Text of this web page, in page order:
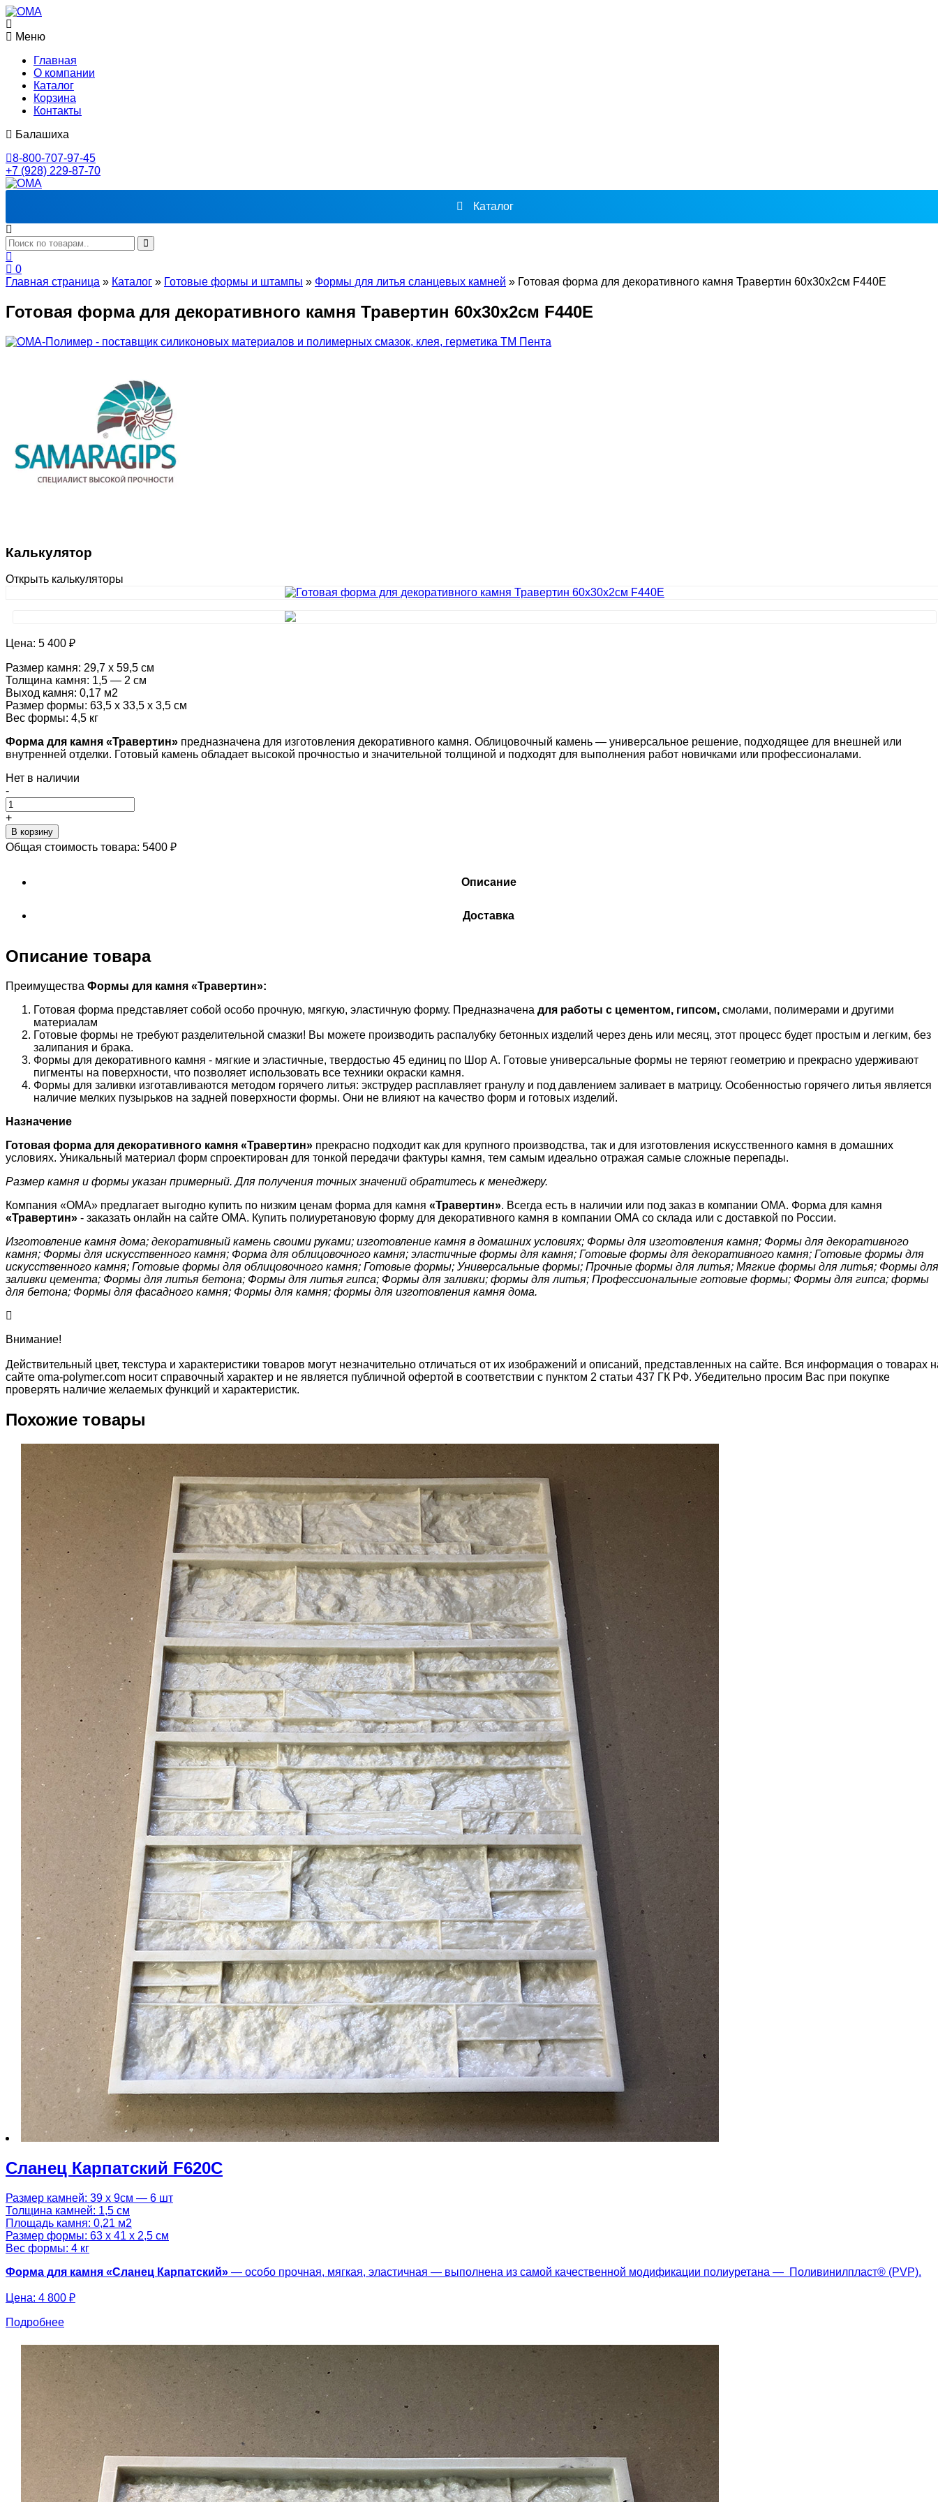
Меню
Главная
О компании
Каталог
Корзина
Контакты
Балашиха
8-800-707-97-45
+7 (928) 229-87-70
Каталог
0
Главная страница » Каталог » Готовые формы и штампы » Формы для литья сланцевых камней » Готовая форма для декоративного камня Травертин 60х30х2см F440E
Готовая форма для декоративного камня Травертин 60х30х2см F440E
Калькулятор
Открыть калькуляторы
Цена: 5 400 ₽
Размер камня: 29,7 х 59,5 см
Толщина камня: 1,5 — 2 см
Выход камня: 0,17 м2
Размер формы: 63,5 х 33,5 х 3,5 см
Вес формы: 4,5 кг
Форма для камня «Травертин» предназначена для изготовления декоративного камня. Облицовочный камень — универсальное решение, подходящее для внешней или
внутренней отделки. Готовый камень обладает высокой прочностью и значительной толщиной и подходят для выполнения работ новичками или профессионалами.
Нет в наличии
-
+
В корзину
Общая стоимость товара: 5400 ₽
Описание
Доставка
Описание товара
Преимущества Формы для камня «Травертин»:
Готовая форма представляет собой особо прочную, мягкую, эластичную форму. Предназначена для работы с цементом, гипсом, смолами, полимерами и другими
материалам
Готовые формы не требуют разделительной смазки! Вы можете производить распалубку бетонных изделий через день или месяц, этот процесс будет простым и легким, без
залипания и брака.
Формы для декоративного камня - мягкие и эластичные, твердостью 45 единиц по Шор А. Готовые универсальные формы не теряют геометрию и прекрасно удерживают
пигменты на поверхности, что позволяет использовать все техники окраски камня.
Формы для заливки изготавливаются методом горячего литья: экструдер расплавляет гранулу и под давлением заливает в матрицу. Особенностью горячего литья является
наличие мелких пузырьков на задней поверхности формы. Они не влияют на качество форм и готовых изделий.
Назначение
Готовая форма для декоративного камня «Травертин» прекрасно подходит как для крупного производства, так и для изготовления искусственного камня в домашних
условиях. Уникальный материал форм спроектирован для тонкой передачи фактуры камня, тем самым идеально отражая самые сложные перепады.
Размер камня и формы указан примерный. Для получения точных значений обратитесь к менеджеру.
Компания «ОМА» предлагает выгодно купить по низким ценам форма для камня «Травертин». Всегда есть в наличии или под заказ в компании ОМА. Форма для камня
«Травертин» - заказать онлайн на сайте ОМА. Купить полиуретановую форму для декоративного камня в компании ОМА со склада или с доставкой по России.
Изготовление камня дома; декоративный камень своими руками; изготовление камня в домашних условиях; Формы для изготовления камня; Формы для декоративного
камня; Формы для искусственного камня; Форма для облицовочного камня; эластичные формы для камня; Готовые формы для декоративного камня; Готовые формы для
искусственного камня; Готовые формы для облицовочного камня; Готовые формы; Универсальные формы; Прочные формы для литья; Мягкие формы для литья; Формы для
заливки цемента; Формы для литья бетона; Формы для литья гипса; Формы для заливки; формы для литья; Профессиональные готовые формы; Формы для гипса; формы
для бетона; Формы для фасадного камня; Формы для камня; формы для изготовления камня дома.
Внимание!
Действительный цвет, текстура и характеристики товаров могут незначительно отличаться от их изображений и описаний, представленных на сайте. Вся информация о товарах
сайте oma-polymer.com носит справочный характер и не является публичной офертой в соответствии с пунктом 2 статьи 437 ГК РФ. Убедительно просим Вас при покупке
проверять наличие желаемых функций и характеристик.
Похожие товары
Сланец Карпатский F620C
Размер камней: 39 х 9см — 6 шт
Толщина камней: 1,5 см
Площадь камня: 0,21 м2
Размер формы: 63 х 41 х 2,5 см
Вес формы: 4 кг
Форма для камня «Сланец Карпатский» — особо прочная, мягкая, эластичная — выполнена из самой качественной модификации полиуретана — Поливинилпласт® (PVP).
Цена: 4 800 ₽
Подробнее